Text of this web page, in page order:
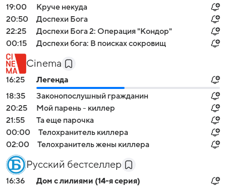
19:00
Круче некуда
20:50
Доспехи Бога
22:25
Доспехи Бога 2: Операция "Кондор"
00:15
Доспехи бога: В поисках сокровищ
Cinema
16:25
Легенда
18:35
Законопослушный гражданин
20:25
Мой парень - киллер
21:55
Та еще парочка
00:00
Телохранитель киллера
02:00
Телохранитель жены киллера
Русский бестселлер
16:36
Дом с лилиями (14-я серия)